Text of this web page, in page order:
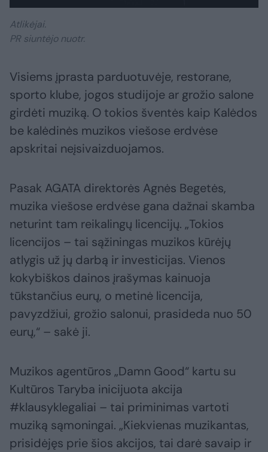
Atlikėjai.
PR siuntėjo nuotr.
Visiems įprasta parduotuvėje, restorane,
sporto klube, jogos studijoje ar grožio salone
girdėti muziką. O tokios šventės kaip Kalėdos
be kalėdinės muzikos viešose erdvėse
apskritai neįsivaizduojamos.
Pasak AGATA direktorės Agnės Begetės,
muzika viešose erdvėse gana dažnai skamba
neturint tam reikalingų licencijų. „Tokios
licencijos – tai sąžiningas muzikos kūrėjų
atlygis už jų darbą ir investicijas. Vienos
kokybiškos dainos įrašymas kainuoja
tūkstančius eurų, o metinė licencija,
pavyzdžiui, grožio salonui, prasideda nuo 50
eurų,“ – sakė ji.
Muzikos agentūros „Damn Good“ kartu su
Kultūros Taryba inicijuota akcija
#klausyklegaliai – tai priminimas vartoti
muziką sąmoningai. „Kiekvienas muzikantas,
prisidėjęs prie šios akcijos, tai darė savaip ir